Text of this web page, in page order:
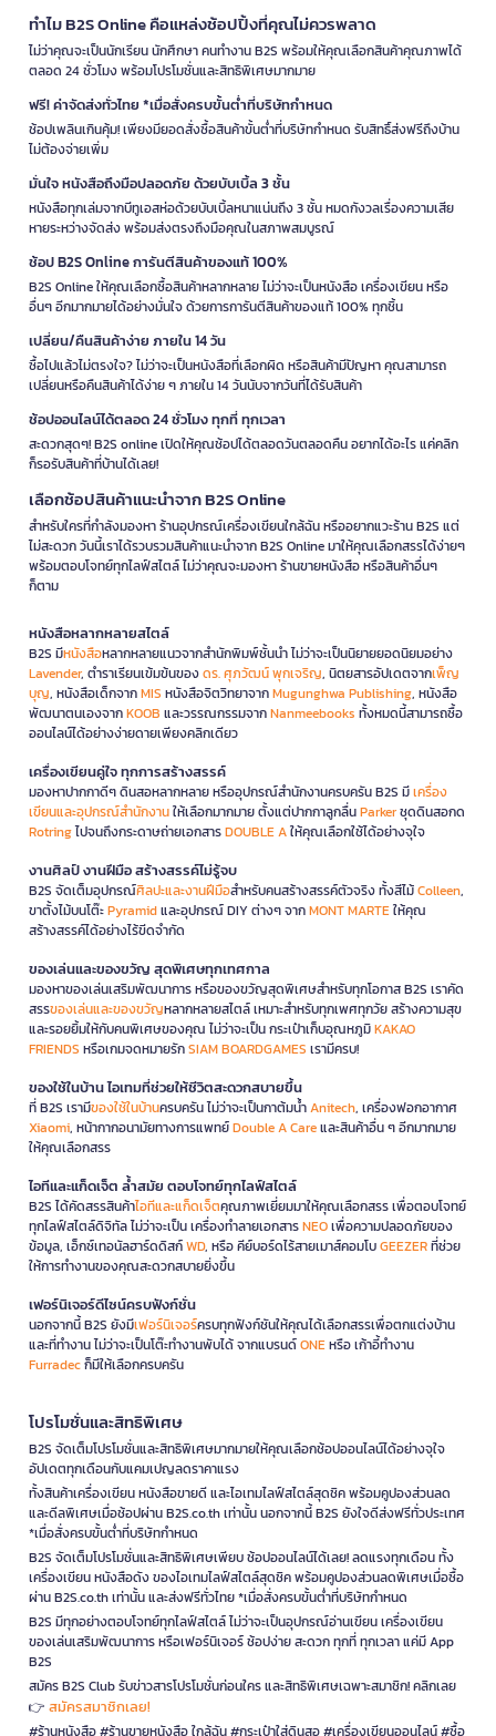
ทำไม B2S Online คือแหล่งช้อปปิ้งที่คุณไม่ควรพลาด
ไม่ว่าคุณจะเป็นนักเรียน นักศึกษา คนทำงาน B2S พร้อมให้คุณเลือกสินค้าคุณภาพได้
ตลอด 24 ชั่วโมง พร้อมโปรโมชั่นและสิทธิพิเศษมากมาย
ฟรี! ค่าจัดส่งทั่วไทย *เมื่อสั่งครบขั้นต่ำที่บริษัทกำหนด
ช้อปเพลินเกินคุ้ม! เพียงมียอดสั่งซื้อสินค้าขั้นต่ำที่บริษัทกำหนด รับสิทธิ์ส่งฟรีถึงบ้าน
ไม่ต้องจ่ายเพิ่ม
มั่นใจ หนังสือถึงมือปลอดภัย ด้วยบับเบิ้ล 3 ชั้น
หนังสือทุกเล่มจากบีทูเอสห่อด้วยบับเบิ้ลหนาแน่นถึง 3 ชั้น หมดกังวลเรื่องความเสีย
หายระหว่างจัดส่ง พร้อมส่งตรงถึงมือคุณในสภาพสมบูรณ์
ช้อป B2S Online การันตีสินค้าของแท้ 100%
B2S Online ให้คุณเลือกซื้อสินค้าหลากหลาย ไม่ว่าจะเป็นหนังสือ เครื่องเขียน หรือ
อื่นๆ อีกมากมายได้อย่างมั่นใจ ด้วยการการันตีสินค้าของแท้ 100% ทุกชิ้น
เปลี่ยน/คืนสินค้าง่าย ภายใน 14 วัน
ซื้อไปแล้วไม่ตรงใจ? ไม่ว่าจะเป็นหนังสือที่เลือกผิด หรือสินค้ามีปัญหา คุณสามารถ
เปลี่ยนหรือคืนสินค้าได้ง่าย ๆ ภายใน 14 วันนับจากวันที่ได้รับสินค้า
ช้อปออนไลน์ได้ตลอด 24 ชั่วโมง ทุกที่ ทุกเวลา
สะดวกสุดๆ! B2S online เปิดให้คุณช้อปได้ตลอดวันตลอดคืน อยากได้อะไร แค่คลิก
ก็รอรับสินค้าที่บ้านได้เลย!
เลือกช้อปสินค้าแนะนำจาก B2S Online
สำหรับใครที่กำลังมองหา ร้านอุปกรณ์เครื่องเขียนใกล้ฉัน หรืออยากแวะร้าน B2S แต่
ไม่สะดวก วันนี้เราได้รวบรวมสินค้าแนะนำจาก B2S Online มาให้คุณเลือกสรรได้ง่ายๆ
พร้อมตอบโจทย์ทุกไลฟ์สไตล์ ไม่ว่าคุณจะมองหา ร้านขายหนังสือ หรือสินค้าอื่นๆ
ก็ตาม
หนังสือหลากหลายสไตล์
B2S มีหนังสือหลากหลายแนวจากสำนักพิมพ์ชั้นนำ ไม่ว่าจะเป็นนิยายยอดนิยมอย่าง
Lavender, ตำราเรียนเข้มข้นของดร. ศุภวัฒน์ พุกเจริญ, นิตยสารอัปเดตจากเพ็ญ
บุญ, หนังสือเด็กจากMIS หนังสือจิตวิทยาจากMugunghwa Publishing, หนังสือ
พัฒนาตนเองจากKOOB และวรรณกรรมจากNanmeebooks ทั้งหมดนี้สามารถซื้อ
ออนไลน์ได้อย่างง่ายดายเพียงคลิกเดียว
เครื่องเขียนคู่ใจ ทุกการสร้างสรรค์
มองหาปากกาดีๆ ดินสอหลากหลาย หรืออุปกรณ์สำนักงานครบครัน B2S มีเครื่อง
เขียนและอุปกรณ์สำนักงานให้เลือกมากมาย ตั้งแต่ปากกาลูกลื่นParkerชุดดินสอกด
Rotringไปจนถึงกระดาษถ่ายเอกสารDOUBLE Aให้คุณเลือกใช้ได้อย่างจุใจ
งานศิลป์ งานฝีมือ สร้างสรรค์ไม่รู้จบ
B2S จัดเต็มอุปกรณ์ศิลปะและงานฝีมือสำหรับคนสร้างสรรค์ตัวจริง ทั้งสีไม้Colleen,
ขาตั้งไม้บนโต๊ะPyramidและอุปกรณ์ DIY ต่างๆ จากMONT MARTEให้คุณ
สร้างสรรค์ได้อย่างไร้ขีดจำกัด
ของเล่นและของขวัญ สุดพิเศษทุกเทศกาล
มองหาของเล่นเสริมพัฒนาการ หรือของขวัญสุดพิเศษสำหรับทุกโอกาส B2S เราคัด
สรรของเล่นและของขวัญหลากหลายสไตล์ เหมาะสำหรับทุกเพศทุกวัย สร้างความสุข
และรอยยิ้มให้กับคนพิเศษของคุณ ไม่ว่าจะเป็น กระเป๋าเก็บอุณหภูมิKAKAO
FRIENDS หรือเกมจดหมายรักSIAM BOARDGAMES เรามีครบ!
ของใช้ในบ้าน ไอเทมที่ช่วยให้ชีวิตสะดวกสบายขึ้น
ที่ B2S เรามีของใช้ในบ้านครบครัน ไม่ว่าจะเป็นกาต้มน้ำAnitech, เครื่องฟอกอากาศ
Xiaomi, หน้ากากอนามัยทางการแพทย์Double A Careและสินค้าอื่น ๆ อีกมากมาย
ให้คุณเลือกสรร
ไอทีและแก็ดเจ็ต ล้ำสมัย ตอบโจทย์ทุกไลฟ์สไตล์
B2S ได้คัดสรรสินค้าไอทีและแก็ดเจ็ตคุณภาพเยี่ยมมาให้คุณเลือกสรร เพื่อตอบโจทย์
ทุกไลฟ์สไตล์ดิจิทัล ไม่ว่าจะเป็น เครื่องทำลายเอกสารNEOเพื่อความปลอดภัยของ
ข้อมูล, เอ็กซ์เทอนัลฮาร์ดดิสก์WD, หรือ คีย์บอร์ดไร้สายเมาส์คอมโบGEEZERที่ช่วย
ให้การทำงานของคุณสะดวกสบายยิ่งขึ้น
เฟอร์นิเจอร์ดีไซน์ครบฟังก์ชั่น
นอกจากนี้ B2S ยังมีเฟอร์นิเจอร์ครบทุกฟังก์ชันให้คุณได้เลือกสรรเพื่อตกแต่งบ้าน
และที่ทำงาน ไม่ว่าจะเป็นโต๊ะทำงานพับได้ จากแบรนด์ONEหรือ เก้าอี้ทำงาน
Furradecก็มีให้เลือกครบครัน
โปรโมชั่นและสิทธิพิเศษ
B2S จัดเต็มโปรโมชั่นและสิทธิพิเศษมากมายให้คุณเลือกช้อปออนไลน์ได้อย่างจุใจ
อัปเดตทุกเดือนกับแคมเปญลดราคาแรง
ทั้งสินค้าเครื่องเขียน หนังสือขายดี และไอเทมไลฟ์สไตล์สุดชิค พร้อมคูปองส่วนลด
และดีลพิเศษเมื่อช้อปผ่าน B2S.co.th เท่านั้น นอกจากนี้ B2S ยังใจดีส่งฟรีทั่วประเทศ
*เมื่อสั่งครบขั้นต่ำที่บริษัทกำหนด
B2S จัดเต็มโปรโมชั่นและสิทธิพิเศษเพียบ ช้อปออนไลน์ได้เลย! ลดแรงทุกเดือน ทั้ง
เครื่องเขียน หนังสือดัง ของไอเทมไลฟ์สไตล์สุดชิค พร้อมคูปองส่วนลดพิเศษเมื่อซื้อ
ผ่าน B2S.co.th เท่านั้น และส่งฟรีทั่วไทย *เมื่อสั่งครบขั้นต่ำที่บริษัทกำหนด
B2S มีทุกอย่างตอบโจทย์ทุกไลฟ์สไตล์ ไม่ว่าจะเป็นอุปกรณ์อ่านเขียน เครื่องเขียน
ของเล่นเสริมพัฒนาการ หรือเฟอร์นิเจอร์ ช้อปง่าย สะดวก ทุกที่ ทุกเวลา แค่มี App
B2S
สมัคร B2S Club รับข่าวสารโปรโมชั่นก่อนใคร และสิทธิพิเศษเฉพาะสมาชิก! คลิกเลย
👉 สมัครสมาชิกเลย!
#ร้านหนังสือ #ร้านขายหนังสือ ใกล้ฉัน #กระเป๋าใส่ดินสอ #เครื่องเขียนออนไลน์ #ซื้อ